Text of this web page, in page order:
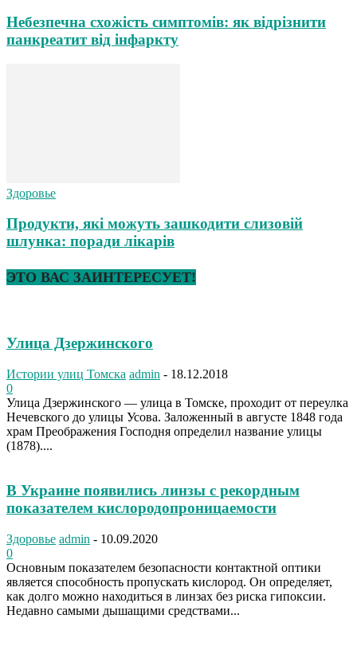
Небезпечна схожість симптомів: як відрізнити
панкреатит від інфаркту
Здоровье
Продукти, які можуть зашкодити слизовій
шлунка: поради лікарів
ЭТО ВАС ЗАИНТЕРЕСУЕТ!
Улица Дзержинского
Истории улиц Томска admin - 18.12.2018
0
Улица Дзержинского — улица в Томске, проходит от переулка
Нечевского до улицы Усова. Заложенный в августе 1848 года
храм Преображения Господня определил название улицы
(1878)....
В Украине появились линзы с рекордным
показателем кислородопроницаемости
Здоровье admin - 10.09.2020
0
Основным показателем безопасности контактной оптики
является способность пропускать кислород. Он определяет,
как долго можно находиться в линзах без риска гипоксии.
Недавно самыми дышащими средствами...